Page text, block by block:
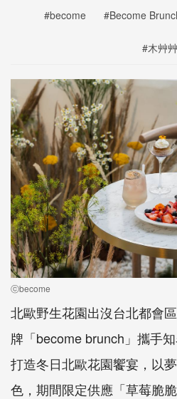
#become #Become
#木艸艸
ⓒbecome
北歐野生花園出沒台北都會
牌「become brunch」攜手
打造冬日北歐花園饗宴，以
色，期間限定供應「草莓脆